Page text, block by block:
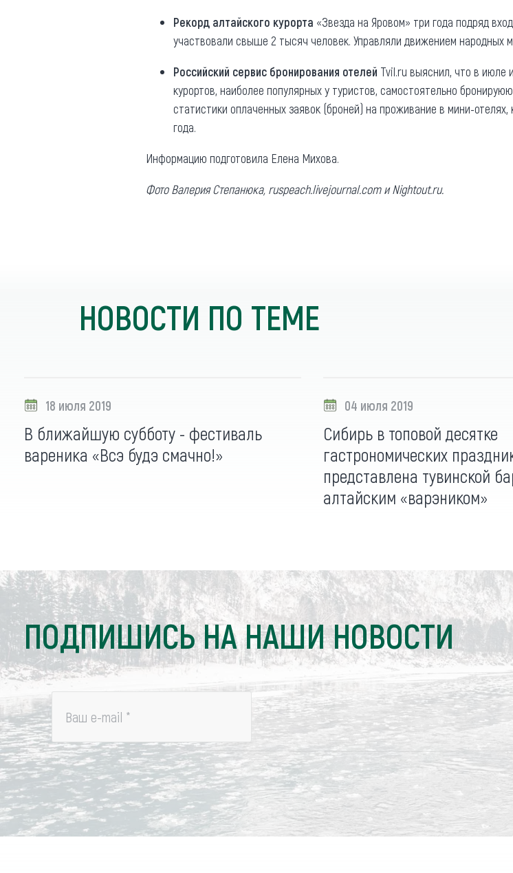
Рекорд алтайского курорта «Звезда на Яровом» три года подряд
участвовали свыше 2 тысяч человек. Управляли движением народных
Российский сервис бронирования отелей Tvil.ru выяснил, что в июле
курортов, наиболее популярных у туристов, самостоятельно
статистики оплаченных заявок (броней) на проживание в мини-отелях,
года.
Информацию подготовила Елена Михова.
Фото Валерия Степанюка, ruspeach.livejournal.com и Nightout.ru.
НОВОСТИ ПО ТЕМЕ
18 июля 2019
В ближайшую субботу - фестиваль
вареника «Всэ будэ смачно!»
04 июля 2019
Сибирь в топовой десятке
гастрономических
представлена тувинской
алтайским «варэником»
ПОДПИШИСЬ НА НАШИ НОВОСТИ
Ваш e-mail *